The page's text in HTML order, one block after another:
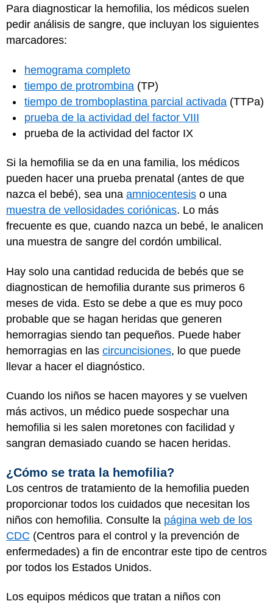
Para diagnosticar la hemofilia, los médicos suelen
pedir análisis de sangre, que incluyan los siguientes
marcadores:
hemograma completo
tiempo de protrombina (TP)
tiempo de tromboplastina parcial activada (TTPa)
prueba de la actividad del factor VIII
prueba de la actividad del factor IX
Si la hemofilia se da en una familia, los médicos
pueden hacer una prueba prenatal (antes de que
nazca el bebé), sea una amniocentesis o una
muestra de vellosidades coriónicas. Lo más
frecuente es que, cuando nazca un bebé, le analicen
una muestra de sangre del cordón umbilical.
Hay solo una cantidad reducida de bebés que se
diagnostican de hemofilia durante sus primeros 6
meses de vida. Esto se debe a que es muy poco
probable que se hagan heridas que generen
hemorragias siendo tan pequeños. Puede haber
hemorragias en las circuncisiones, lo que puede
llevar a hacer el diagnóstico.
Cuando los niños se hacen mayores y se vuelven
más activos, un médico puede sospechar una
hemofilia si les salen moretones con facilidad y
sangran demasiado cuando se hacen heridas.
¿Cómo se trata la hemofilia?
Los centros de tratamiento de la hemofilia pueden
proporcionar todos los cuidados que necesitan los
niños con hemofilia. Consulte la página web de los
CDC (Centros para el control y la prevención de
enfermedades) a fin de encontrar este tipo de centros
por todos los Estados Unidos.
Los equipos médicos que tratan a niños con